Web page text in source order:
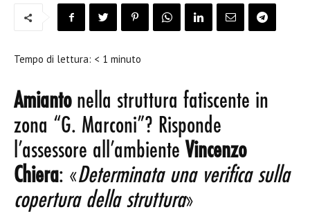
Tempo di lettura: < 1 minuto
Amiantonella struttura fatiscente in
zona “G. Marconi”? Risponde
l’assessore all’ambiente Vincenzo
Chiera: «Determinata una verifica sulla
copertura della struttura»